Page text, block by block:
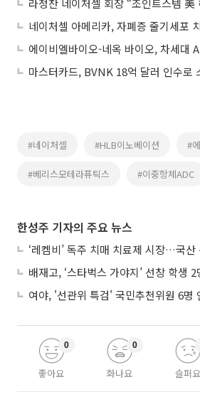
네이처셀 아메리카, 자폐증 줄기세포
#네이처셀 #HLB이노베이션 #
#베리스모테라퓨틱스 #이중항체ADC
한성주 기자의 주요 뉴스
‘레켐비’ 독주 치매 치료제 시장…국산
배재고, ‘스타벅스 가야지’ 선창 학생
여야, '선관위 특검' 국민추천위원 6명
좋아요
0
화나요
0
슬퍼요